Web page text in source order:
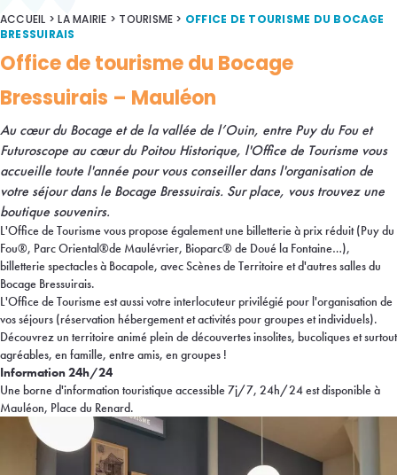
ACCUEIL >LA MAIRIE > TOURISME > OFFICE DE TOURISME DU BOCAGE
BRESSUIRAIS
Office de tourisme du Bocage
Bressuirais – Mauléon
Au cœur du Bocage et de la vallée de l’Ouin, entre Puy du Fou et
Futuroscope au cœur du Poitou Historique, l'Office de Tourisme vous
accueille toute l'année pour vous conseiller dans l'organisation de
votre séjour dans le Bocage Bressuirais. Sur place, vous trouvez une
boutique souvenirs.
L'Office de Tourisme vous propose également une billetterie à prix réduit (Puy du
Fou®, Parc Oriental®de Maulévrier, Bioparc® de Doué la Fontaine…),
billetterie spectacles à Bocapole, avec Scènes de Territoire et d'autres salles du
Bocage Bressuirais.
L'Office de Tourisme est aussi votre interlocuteur privilégié pour l'organisation de
vos séjours (réservation hébergement et activités pour groupes et individuels).
Découvrez un territoire animé plein de découvertes insolites, bucoliques et surtout
agréables, en famille, entre amis, en groupes !
Information 24h/24
Une borne d'information touristique accessible 7j/7, 24h/24 est disponible à
Mauléon, Place du Renard.